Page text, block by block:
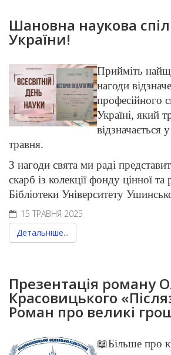
Шановна наукова
України!
Прийміть
нагоди
професійного
Україні, який
відзначається
травня.
З нагоди свята ми раді
скарб із колекції фонду цінної та
Бібліотеки Університету
15 ТРАВНЯ 2025
Детальніше...
Презентація роману
Красовицького
Роман про великі
📖Більше про